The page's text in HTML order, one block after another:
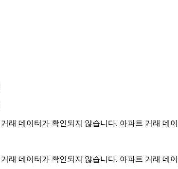
래 데이터가 확인되지 않습니다. 아파트 거래 데
래 데이터가 확인되지 않습니다. 아파트 거래 데